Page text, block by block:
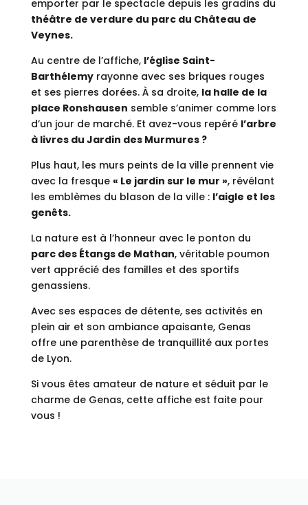
emporter par le spectacle depuis les gradins du
théâtre de verdure du parc du Château de
Veynes.
Au centre de l’affiche, l’église Saint-
Barthélemyrayonne avec ses briques rouges
et ses pierres dorées. À sa droite, la halle de la
place Ronshausen semble s’animer comme lors
d’un jour de marché. Et avez-vous repéré l’arbre
à livres du Jardin des Murmures ?
Plus haut, les murs peints de la ville prennent vie
avec la fresque « Le jardin sur le mur », révélant
les emblèmes du blason de la ville : l’aigle et les
genêts.
La nature est à l’honneur avec le ponton du
parc des Étangs de Mathan, véritable poumon
vert apprécié des familles et des sportifs
genassiens.
Avec ses espaces de détente, ses activités en
plein air et son ambiance apaisante, Genas
offre une parenthèse de tranquillité aux portes
de Lyon.
Si vous êtes amateur de nature et séduit par le
charme de Genas, cette affiche est faite pour
vous !